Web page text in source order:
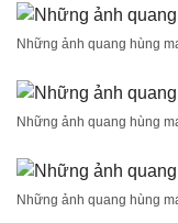
Những ảnh quang hùng
Những ảnh quang hùng
Những ảnh quang hùng